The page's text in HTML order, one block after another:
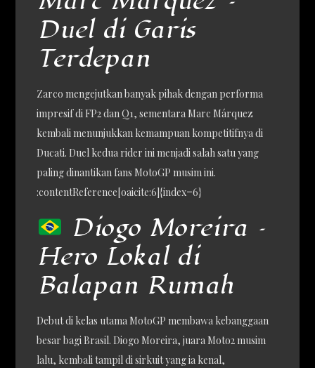
Duel di Garis
Terdepan
Zarco mengejutkan banyak pihak dengan performa
impresif di FP2 dan Q1, sementara Marc Márquez
kembali menunjukkan kemampuan kompetitifnya di
Ducati. Duel kedua rider ini menjadi salah satu yang
paling dinantikan fans MotoGP musim ini.
:contentReference[oaicite:6]{index=6}
Diogo Moreira –
Hero Lokal di
Balapan Rumah
Debut di kelas utama MotoGP membawa kebanggaan
besar bagi Brasil. Diogo Moreira, juara Moto2 musim
lalu, kembali tampil di sirkuit yang ia kenal,